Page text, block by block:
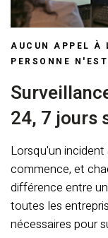
AUCUN APPEL À
PERSONNE
24, 7 jours
Lorsqu'un
commence, et
différence entre
toutes les
nécessaires pour